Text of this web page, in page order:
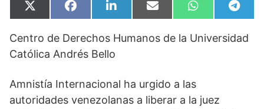
Compartir
en
X
(
w
i
t
r
)
Compartir
en
F
a
e
b
o
Compartir
en
L
i
k
Compartir
en
E
m
i
Compartir
en
W
h
t
en
T
e
e
Centro de Derechos Humanos de la Universidad
Católica Andrés Bello
Amnistía Internacional ha urgido a las
autoridades venezolanas a liberar a la juez